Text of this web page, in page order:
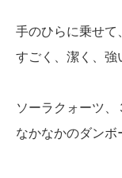
手のひらに乗せて
すごく、潔く、強
ソーラクォーツ
なかなかのダンボ